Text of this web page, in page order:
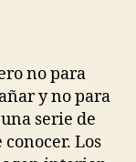
no para
y no para
serie de
Los